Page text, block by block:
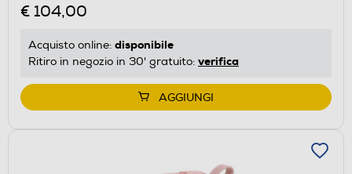
€ 104,00
Acquisto online: disponibile
Ritiro in negozio in 30' gratuito: verifica
AGGIUNGI